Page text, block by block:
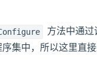
方法中通过
序集中，所以这里直